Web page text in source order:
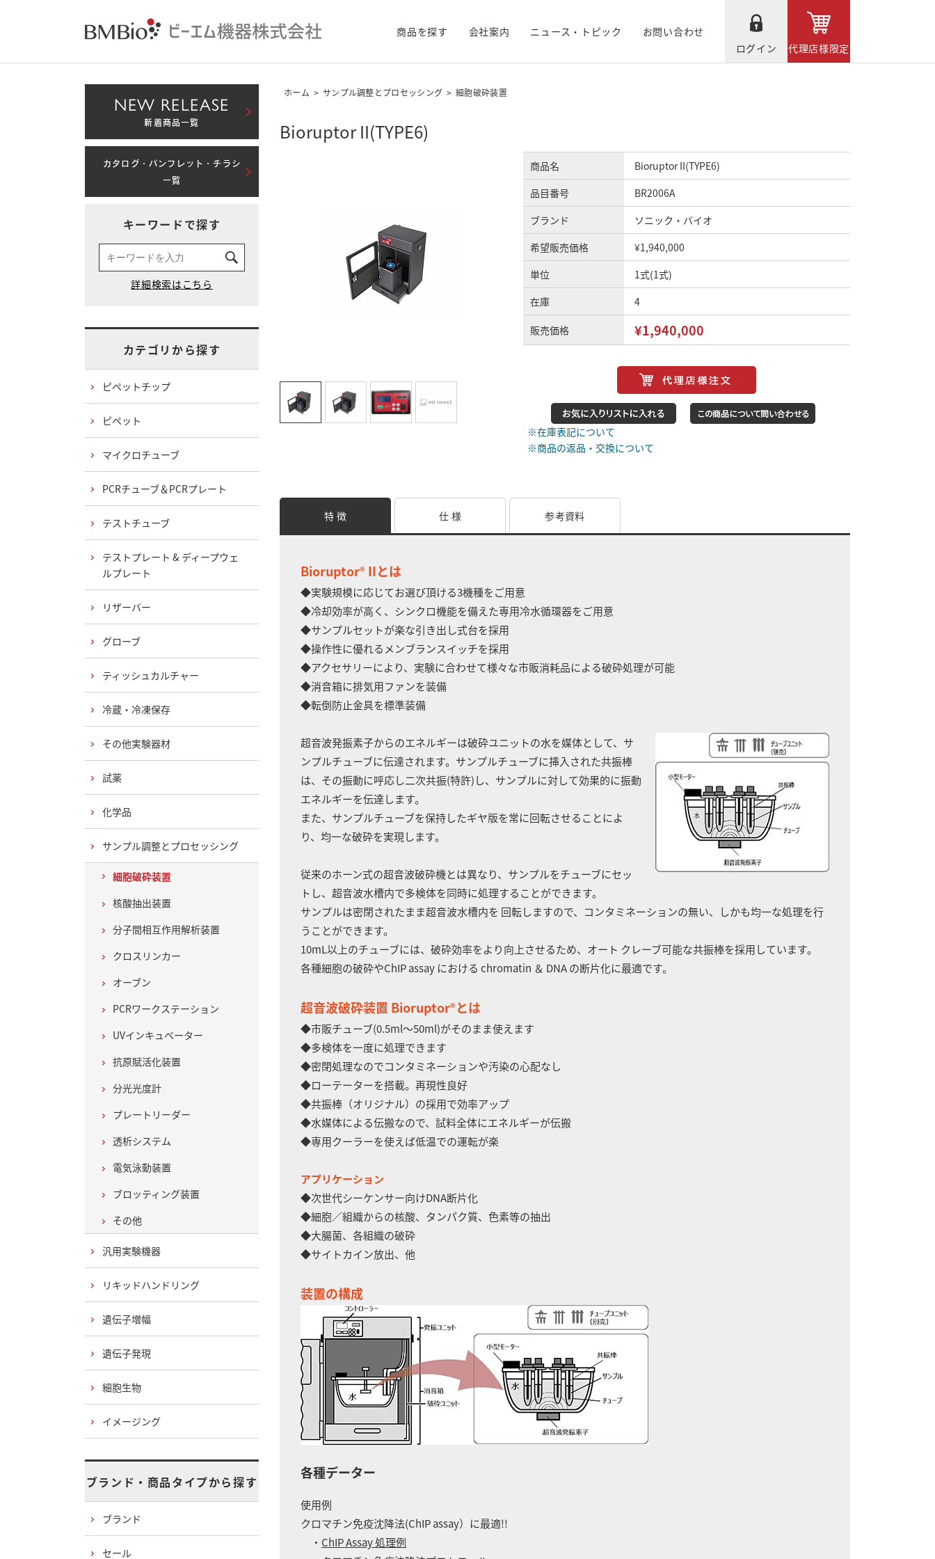
商品を探す 会社案内 ニュース・トピック
お問い合わせ
ログイン
代理店様限定
ホーム > サンプル調整とプロセッシング > 細胞破砕装置
Bioruptor II(TYPE6)
商品名
Bioruptor II(TYPE6)
品目番号
BR2006A
ブランド
ソニック・バイオ
希望販売価格
¥1,940,000
単位
1式(1式)
在庫
4
販売価格 ¥1,940,000
※在庫表記について
※商品の返品・交換について
特 徴 仕 様 参考資料
Bioruptor® IIとは
◆実験規模に応じてお選び頂ける3機種をご用意
◆冷却効率が高く、シンクロ機能を備えた専用冷水循環器をご用意
◆サンプルセットが楽な引き出し式台を採用
◆操作性に優れるメンブランスイッチを採用
◆アクセサリーにより、実験に合わせて様々な市販消耗品による破砕処理が可能
◆消音箱に排気用ファンを装備
◆転倒防止金具を標準装備
超音波発振素子からのエネルギーは破砕ユニットの水を媒体として、サ
ンプルチューブに伝達されます。サンプルチューブに挿入された共振棒
は、その振動に呼応し二次共振(特許)し、サンプルに対して効果的に振動
エネルギーを伝達します。
また、サンプルチューブを保持したギヤ版を常に回転させることによ
り、均一な破砕を実現します。
従来のホーン式の超音波破砕機とは異なり、サンプルをチューブにセッ
トし、超音波水槽内で多検体を同時に処理することができます。
サンプルは密閉されたまま超音波水槽内を 回転しますので、コンタミネーションの無い、しかも均一な処理を行
うことができます。
10mL以上のチューブには、破砕効率をより向上させるため、オート クレーブ可能な共振棒を採用しています。
各種細胞の破砕やChIP assay における chromatin ＆ DNA の断片化に最適です。
超音波破砕装置 Bioruptor®とは
◆市販チューブ(0.5ml～50ml)がそのまま使えます
◆多検体を一度に処理できます
◆密閉処理なのでコンタミネーションや汚染の心配なし
◆ローテーターを搭載。再現性良好
◆共振棒（オリジナル）の採用で効率アップ
◆水媒体による伝搬なので、試料全体にエネルギーが伝搬
◆専用クーラーを使えば低温での運転が楽
アプリケーション
◆次世代シーケンサー向けDNA断片化
◆細胞／組織からの核酸、タンパク質、色素等の抽出
◆大腸菌、各組織の破砕
◆サイトカイン放出、他
装置の構成
各種データー
使用例
クロマチン免疫沈降法(ChIP assay）に最適!!
・ ChIP Assay 処理例
NEW RELEASE
新着商品一覧
カタログ・パンフレット・チラシ
一覧
キーワードで探す
カテゴリから探す
ピペットチップ
ピペット
マイクロチューブ
PCRチューブ＆PCRプレート
テストチューブ
テストプレート & ディープウェ
ルプレート
リザーバー
グローブ
ティッシュカルチャー
冷蔵・冷凍保存
その他実験器材
試薬
化学品
サンプル調整とプロセッシング
細胞破砕装置
核酸抽出装置
分子間相互作用解析装置
クロスリンカー
オーブン
PCRワークステーション
UVインキュベーター
抗原賦活化装置
分光光度計
プレートリーダー
透析システム
電気泳動装置
ブロッティング装置
その他
汎用実験機器
リキッドハンドリング
遺伝子増幅
遺伝子発現
細胞生物
イメージング
ブランド・商品タイプから探す
ブランド
セール